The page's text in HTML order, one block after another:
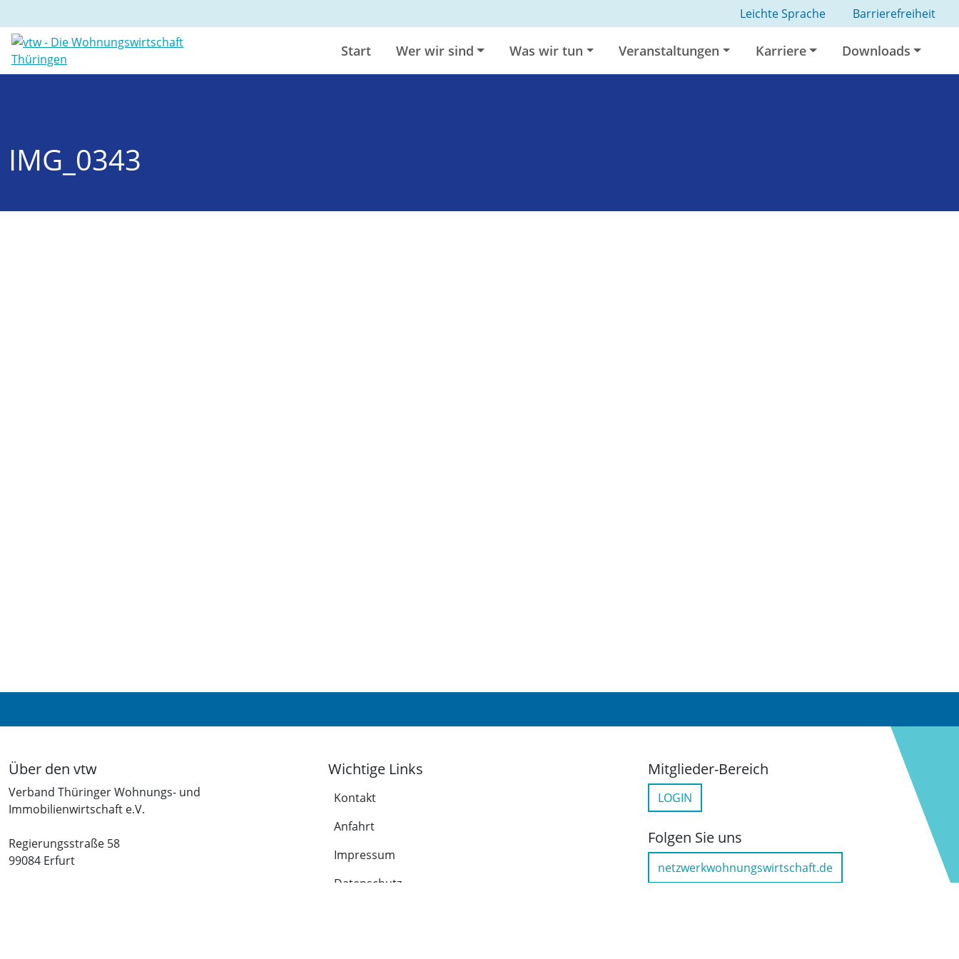
Leichte Sprache Barrierefreiheit
Start Wer wir sind Was wir tun Veranstaltungen Karriere Downloads
IMG_0343
Über den vtw
Verband Thüringer Wohnungs- und
Immobilienwirtschaft e.V.
Regierungsstraße 58
99084 Erfurt
Mitglieder-Bereich
LOGIN
Folgen Sie uns
netzwerkwohnungswirtschaft.de
Wichtige Links
Kontakt
Anfahrt
Impressum
Datenschutz